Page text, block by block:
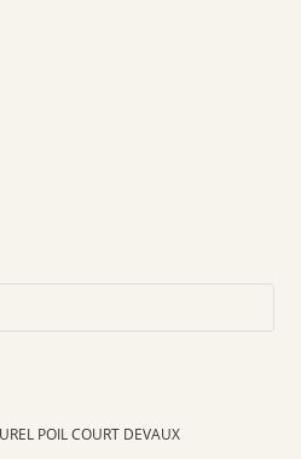
POIL COURT DEVAUX